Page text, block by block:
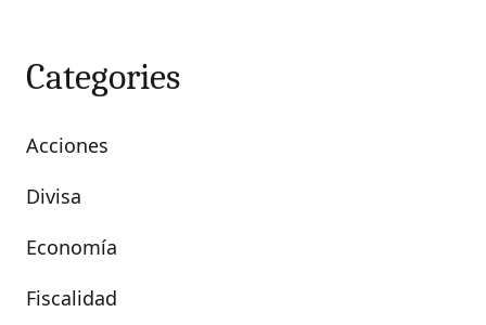
Categories
Acciones
Divisa
Economía
Fiscalidad